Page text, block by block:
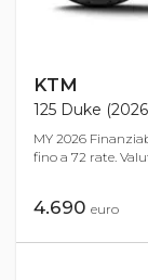
KTM
125 Duke
MY 2026
fino a 72 rate.
4.690 euro